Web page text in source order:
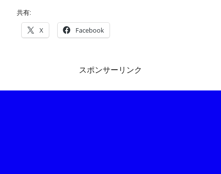
共有:
X Facebook
スポンサーリンク